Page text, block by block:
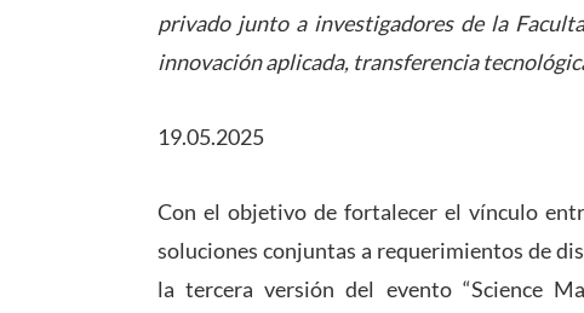
privado junto a investigadores de la
innovación aplicada, transferencia
19.05.2025
Con el objetivo de fortalecer el vínculo
soluciones conjuntas a requerimientos de
la tercera versión del evento “Science